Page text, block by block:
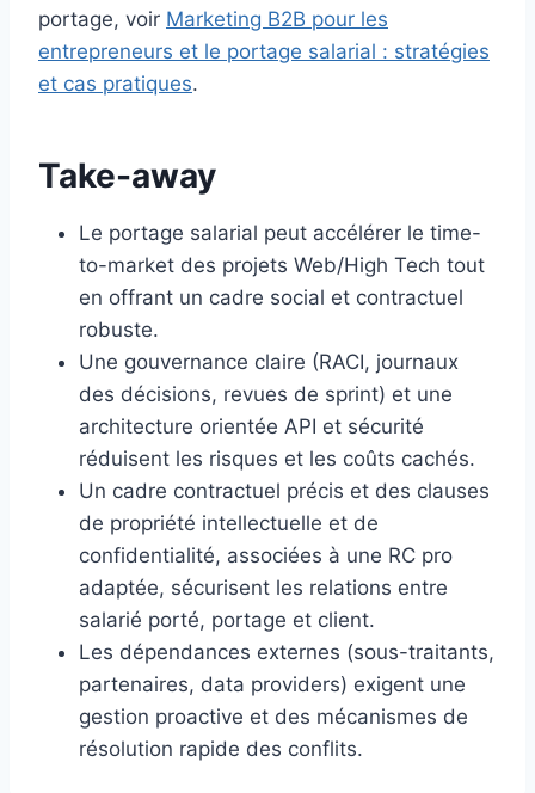
portage, voir Marketing B2B pour les
entrepreneurs et le portage salarial : stratégies
et cas pratiques.
Take-away
Le portage salarial peut accélérer le time-
to-market des projets Web/High Tech tout
en offrant un cadre social et contractuel
robuste.
Une gouvernance claire (RACI, journaux
des décisions, revues de sprint) et une
architecture orientée API et sécurité
réduisent les risques et les coûts cachés.
Un cadre contractuel précis et des clauses
de propriété intellectuelle et de
confidentialité, associées à une RC pro
adaptée, sécurisent les relations entre
salarié porté, portage et client.
Les dépendances externes (sous-traitants,
partenaires, data providers) exigent une
gestion proactive et des mécanismes de
résolution rapide des conflits.